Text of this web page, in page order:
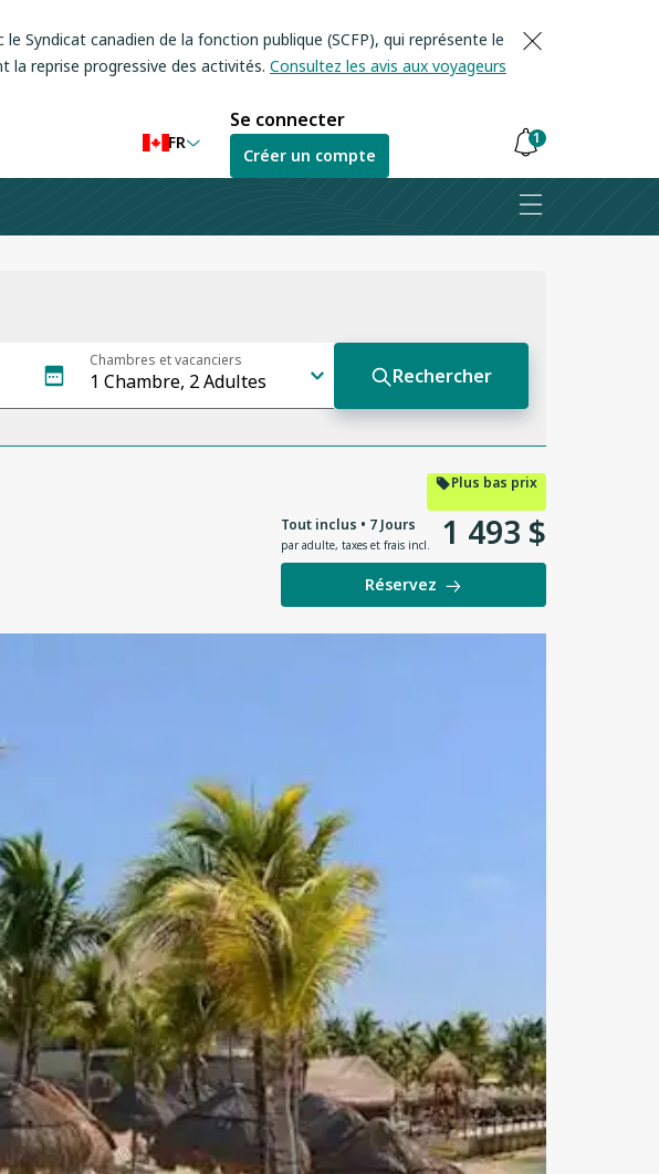
Syndicat canadien de la fonction publique (SCFP), qui représente le
la reprise progressive des activités. Consultez les avis aux voyageurs
FR
Se connecter
Créer un compte
1
Les
notifications
Plus bas prix
Tout inclus • 7 Jours
par adulte, taxes et frais incl. 1 493 $
Réservez